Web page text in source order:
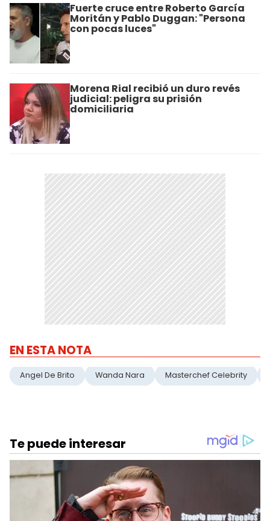
Fuerte cruce entre Roberto García
Moritán y Pablo Duggan: "Persona
con pocas luces"
Morena Rial recibió un duro revés
judicial: peligra su prisión
domiciliaria
EN ESTA NOTA
Angel De Brito Wanda Nara Masterchef Celebrity